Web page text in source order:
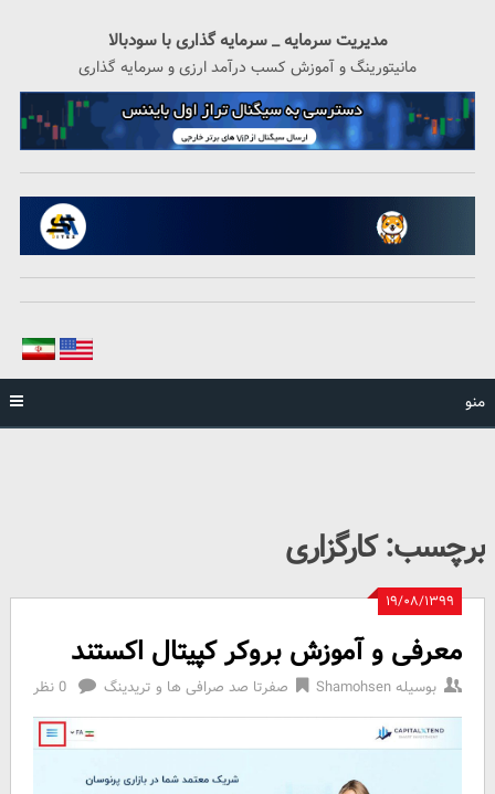
مدیریت سرمایه _ سرمایه گذاری با سودبالا
مانیتورینگ و آموزش کسب درآمد ارزی و سرمایه گذاری
منو
برچسب:کارگزاری
۱۹/۰۸/۱۳۹۹
معرفی و آموزش بروکر کپیتال اکستند
بوسیلهShamohsen صفرتا صد صرافی ها و تریدینگ 0 نظر